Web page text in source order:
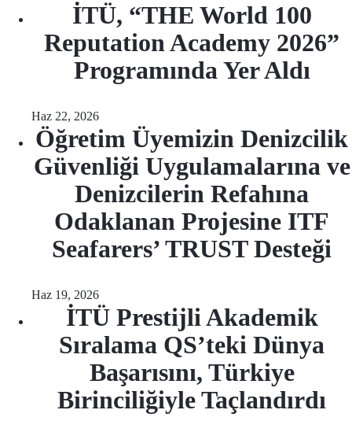
İTÜ, “THE World 100
Reputation Academy 2026”
Programında Yer Aldı
Haz 22, 2026
Öğretim Üyemizin Denizcilik
Güvenliği Uygulamalarına ve
Denizcilerin Refahına
Odaklanan Projesine ITF
Seafarers’ TRUST Desteği
Haz 19, 2026
İTÜ Prestijli Akademik
Sıralama QS’teki Dünya
Başarısını, Türkiye
Birinciliğiyle Taçlandırdı